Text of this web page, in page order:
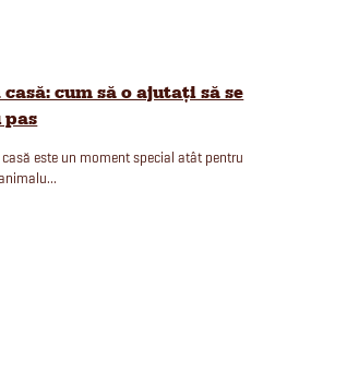
cum să o ajutați să se
pas
este un moment special atât pentru